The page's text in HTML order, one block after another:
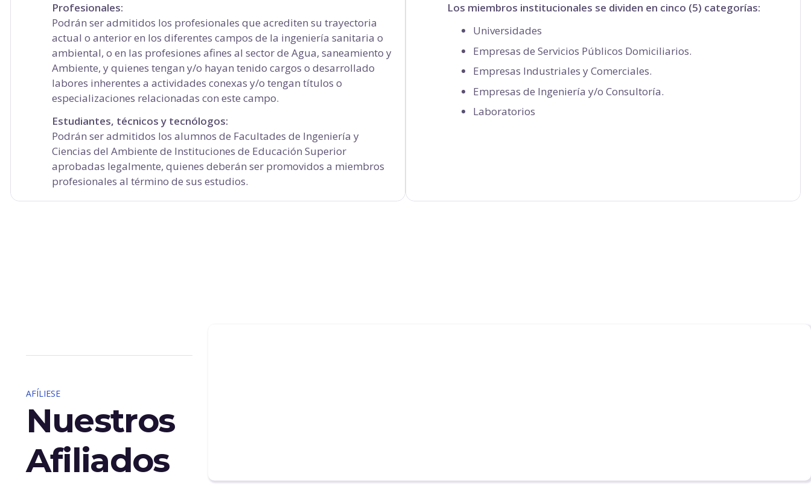
Profesionales:
Podrán ser admitidos los profesionales que acrediten su trayectoria
actual o anterior en los diferentes campos de la ingeniería sanitaria o
ambiental, o en las profesiones afines al sector de Agua, saneamiento y
Ambiente, y quienes tengan y/o hayan tenido cargos o desarrollado
labores inherentes a actividades conexas y/o tengan títulos o
especializaciones relacionadas con este campo.
Estudiantes, técnicos y tecnólogos:
Podrán ser admitidos los alumnos de Facultades de Ingeniería y
Ciencias del Ambiente de Instituciones de Educación Superior
aprobadas legalmente, quienes deberán ser promovidos a miembros
profesionales al término de sus estudios.
Los miembros institucionales se dividen en cinco (5) categorías:
Universidades
Empresas de Servicios Públicos Domiciliarios.
Empresas Industriales y Comerciales.
Empresas de Ingeniería y/o Consultoría.
Laboratorios
AFÍLIESE
Nuestros
Afiliados